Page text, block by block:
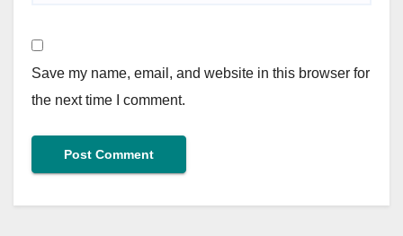
Save my name, email, and website in this browser for
the next time I comment.